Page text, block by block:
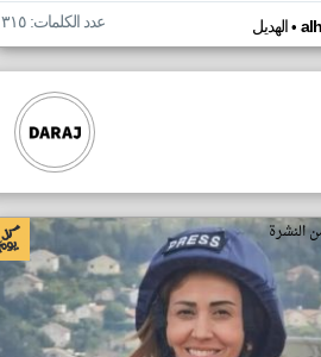
الهديل• عدد الكلمات: ٣١٥
النشرة